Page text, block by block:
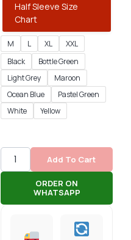
Half Sleeve Size
Chart
M L XL
XXL
Black
Bottle Green
Light Grey
Maroon
Ocean Blue
Pastel Green
White
Yellow
Add To Cart
ORDER ON
WHATSAPP